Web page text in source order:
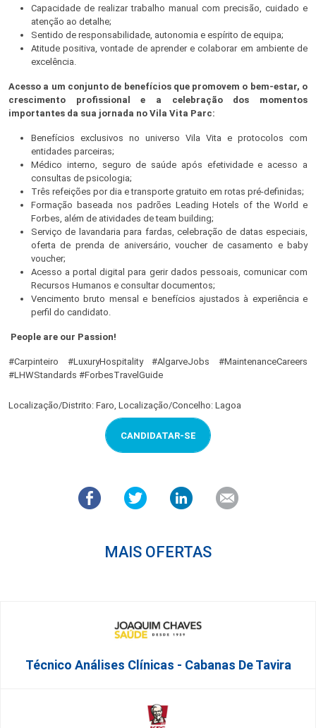
Capacidade de realizar trabalho manual com precisão, cuidado e
atenção ao detalhe;
Sentido de responsabilidade, autonomia e espírito de equipa;
Atitude positiva, vontade de aprender e colaborar em ambiente de
excelência.
Acesso a um conjunto de benefícios que promovem o bem-estar, o
crescimento profissional e a celebração dos momentos
importantes da sua jornada no Vila Vita Parc:
Benefícios exclusivos no universo Vila Vita e protocolos com
entidades parceiras;
Médico interno, seguro de saúde após efetividade e acesso a
consultas de psicologia;
Três refeições por dia e transporte gratuito em rotas pré-definidas;
Formação baseada nos padrões Leading Hotels of the World e
Forbes, além de atividades de team building;
Serviço de lavandaria para fardas, celebração de datas especiais,
oferta de prenda de aniversário, voucher de casamento e baby
voucher;
Acesso a portal digital para gerir dados pessoais, comunicar com
Recursos Humanos e consultar documentos;
Vencimento bruto mensal e benefícios ajustados à experiência e
perfil do candidato.
People are our Passion!
#Carpinteiro #LuxuryHospitality #AlgarveJobs #MaintenanceCareers
#LHWStandards #ForbesTravelGuide
Localização/Distrito: Faro, Localização/Concelho: Lagoa
CANDIDATAR-SE
MAIS OFERTAS
Técnico Análises Clínicas - Cabanas De Tavira